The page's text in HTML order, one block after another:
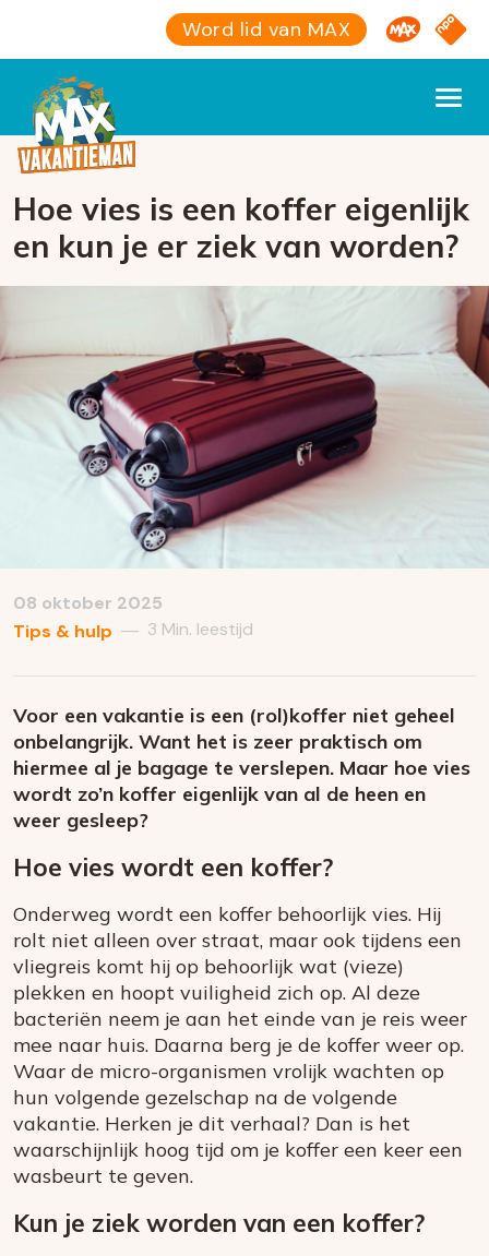
Word lid van MAX Omroep
NPO
Hoe vies is een koffer eigenlijk
en kun je er ziek van worden?
08 oktober 2025
Tips & hulp — 3 Min. leestijd
Voor een vakantie is een (rol)koffer niet geheel
onbelangrijk. Want het is zeer praktisch om
hiermee al je bagage te verslepen. Maar hoe vies
wordt zo’n koffer eigenlijk van al de heen en
weer gesleep?
Hoe vies wordt een koffer?
Onderweg wordt een koffer behoorlijk vies. Hij
rolt niet alleen over straat, maar ook tijdens een
vliegreis komt hij op behoorlijk wat (vieze)
plekken en hoopt vuiligheid zich op. Al deze
bacteriën neem je aan het einde van je reis weer
mee naar huis. Daarna berg je de koffer weer op.
Waar de micro-organismen vrolijk wachten op
hun volgende gezelschap na de volgende
vakantie. Herken je dit verhaal? Dan is het
waarschijnlijk hoog tijd om je koffer een keer een
wasbeurt te geven.
Kun je ziek worden van een koffer?